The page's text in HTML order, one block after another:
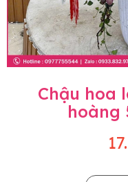
Chậu hoa
hoàng